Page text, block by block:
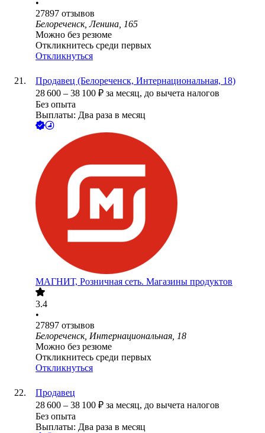
•
27897 отзывов
Белореченск, Ленина, 165
Можно без резюме
Откликнитесь среди первых
Откликнуться
Продавец (Белореченск, Интернациональная, 18)
28 600 – 38 100 ₽ за месяц, до вычета налогов
Без опыта
Выплаты: Два раза в месяц
МАГНИТ, Розничная сеть. Магазины продуктов
3.4
•
27897 отзывов
Белореченск, Интернациональная, 18
Можно без резюме
Откликнитесь среди первых
Откликнуться
Продавец
28 600 – 38 100 ₽ за месяц, до вычета налогов
Без опыта
Выплаты: Два раза в месяц